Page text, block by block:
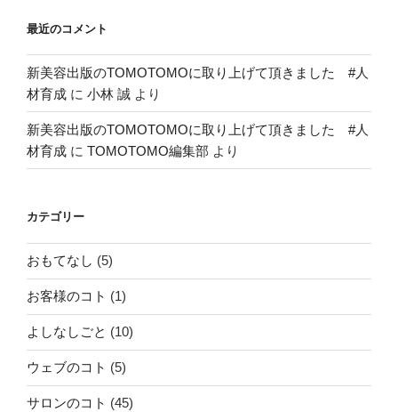
最近のコメント
新美容出版のTOMOTOMOに取り上げて頂きました #人
材育成 に 小林 誠 より
新美容出版のTOMOTOMOに取り上げて頂きました #人
材育成 に TOMOTOMO編集部 より
カテゴリー
おもてなし (5)
お客様のコト (1)
よしなしごと (10)
ウェブのコト (5)
サロンのコト (45)